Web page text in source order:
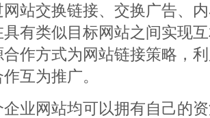
交换链接、交换广告、内
有类似目标网站之间实现
合作方式为网站链接策略，
互为推广。
网站均可以拥有自己的资